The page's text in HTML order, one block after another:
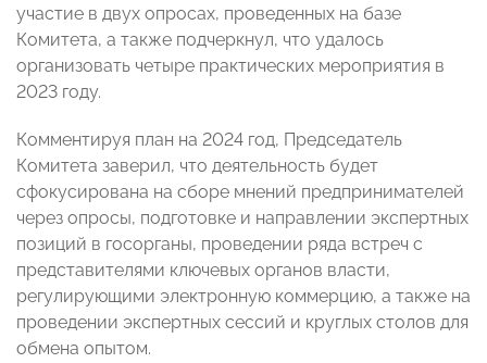
участие в двух опросах, проведенных на базе
Комитета, а также подчеркнул, что удалось
организовать четыре практических мероприятия в
2023 году.
Комментируя план на 2024 год, Председатель
Комитета заверил, что деятельность будет
сфокусирована на сборе мнений предпринимателей
через опросы, подготовке и направлении экспертных
позиций в госорганы, проведении ряда встреч с
представителями ключевых органов власти,
регулирующими электронную коммерцию, а также на
проведении экспертных сессий и круглых столов для
обмена опытом.